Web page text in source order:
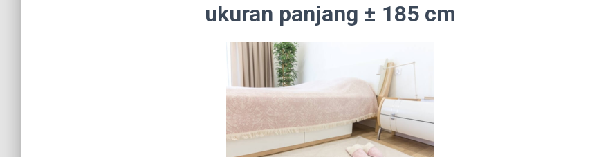
ukuran panjang ± 185 cm